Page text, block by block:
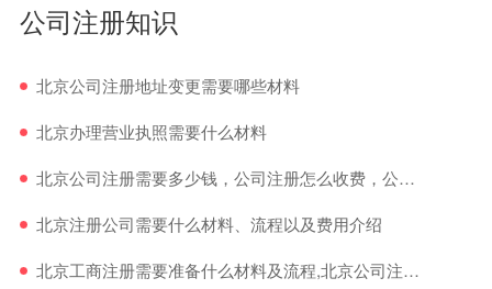
公司注册知识
北京公司注册地址变更需要哪些材料
北京办理营业执照需要什么材料
北京公司注册需要多少钱，公司注册怎么收费，公司注册怎么收费
北京注册公司需要什么材料、流程以及费用介绍
北京工商注册需要准备什么材料及流程,北京公司注册/注销